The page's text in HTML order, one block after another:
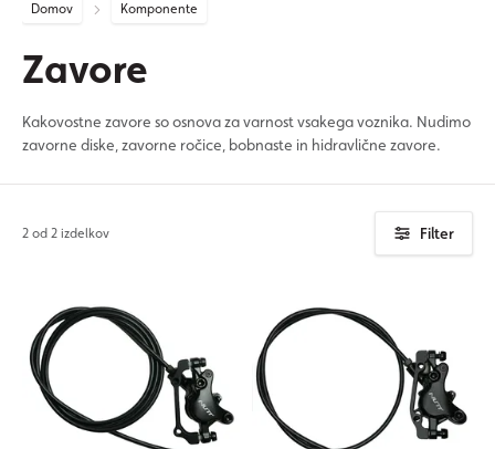
Domov Komponente
Zavore
Kakovostne zavore so osnova za varnost vsakega voznika. Nudimo
zavorne diske, zavorne ročice, bobnaste in hidravlične zavore.
2 od 2 izdelkov Filter